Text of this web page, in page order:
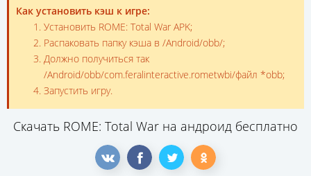
Как установить кэш к игре:
Установить ROME: Total War APK;
Распаковать папку кэша в /Android/obb/;
Должно получиться так
/Android/obb/com.feralinteractive.rometwbi/файл *obb;
Запустить игру.
Скачать ROME: Total War на андроид бесплатно